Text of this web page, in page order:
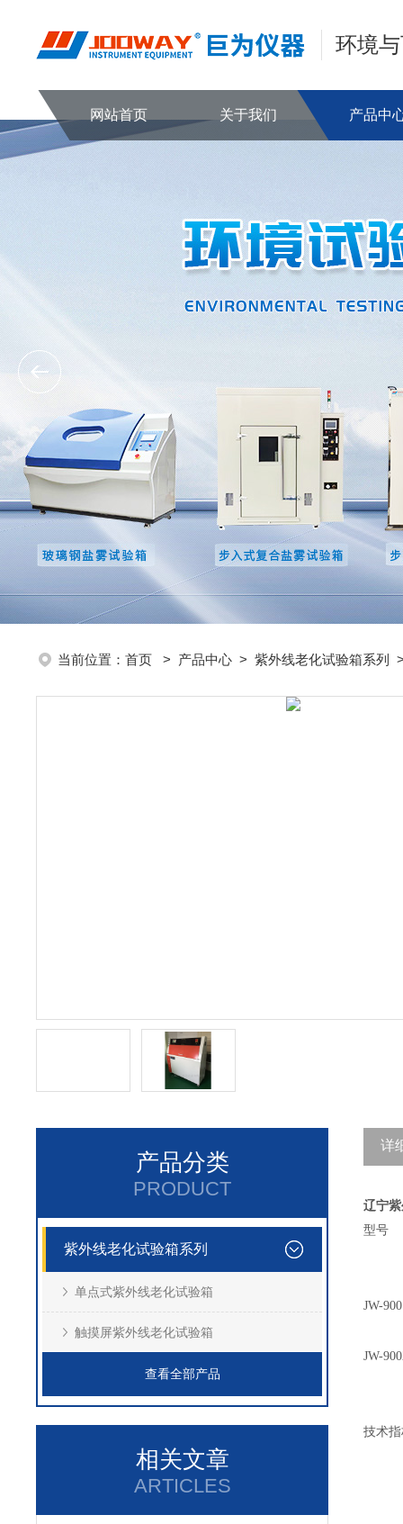
环境
网站首页 关于我们 产品中
当前位置： 首页 > 产品中心 > 紫外线老化试验箱系列
产品分类
PRODUCT
紫外线老化试验箱系列
单点式紫外线老化试验箱
触摸屏紫外线老化试验箱
查看全部产品
相关文章
ARTICLES
详
辽宁
型号
JW-
JW-
技术